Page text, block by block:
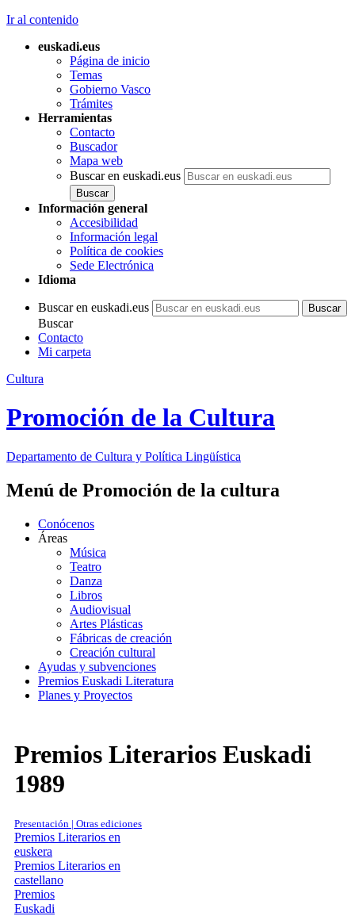
Ir al contenido
euskadi.eus
Página de inicio
Temas
Gobierno Vasco
Trámites
Herramientas
Contacto
Buscador
Mapa web
Buscar en euskadi.eus
Información general
Accesibilidad
Información legal
Política de cookies
Sede Electrónica
Idioma
Buscar en euskadi.eus
Buscar
Contacto
Mi carpeta
Cultura
Promoción de la Cultura
Departamento de Cultura y Política Lingüística
Menú de Promoción de la cultura
Conócenos
Áreas
Música
Teatro
Danza
Libros
Audiovisual
Artes Plásticas
Fábricas de creación
Creación cultural
Ayudas y subvenciones
Premios Euskadi Literatura
Planes y Proyectos
Premios Literarios Euskadi
1989
Presentación | Otras ediciones
Premios Literarios en
euskera
Premios Literarios en
castellano
Premios
Euskadi